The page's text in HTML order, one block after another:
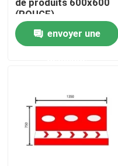
Contrôle de qualité
Contactez-nous
Demandez une citation
de produits 600x600
(ROUGE)
envoyer une